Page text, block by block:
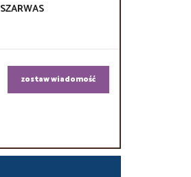
SZARWAS
zostaw wiadomość